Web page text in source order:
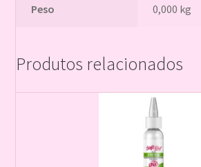
Peso 0,000 kg
Produtos relacionados